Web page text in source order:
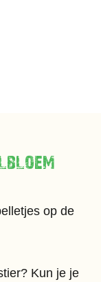
op de
Kun je je